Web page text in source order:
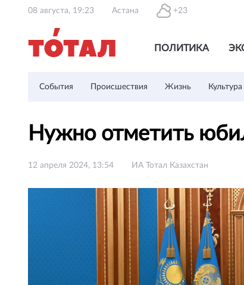
08 августа, 19:23 Астана +23
ПОЛИТИКА
События Происшествия Жизнь Культура
Нужно отметить
12 апреля 2024, 13:54 ИА Тотал Казахстан